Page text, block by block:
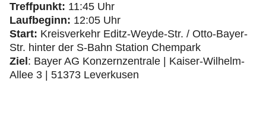
Treffpunkt: 11:45 Uhr
Laufbeginn: 12:05 Uhr
Start: Kreisverkehr Editz-Weyde-Str. / Otto-Bayer-
Str. hinter der S-Bahn Station Chempark
Ziel : Bayer AG Konzernzentrale | Kaiser-Wilhelm-
Allee 3 | 51373 Leverkusen